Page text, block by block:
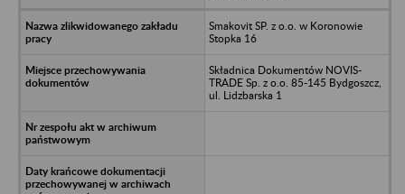
Smakovit SP. z o.o. w Koronowie
Stopka 16
Składnica Dokumentów NOVIS-
TRADE Sp. z o.o. 85-145 Bydgoszcz,
ul. Lidzbarska 1